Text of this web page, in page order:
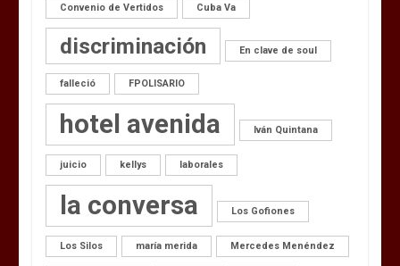
Convenio de Vertidos Cuba Va
discriminación En clave de soul
falleció FPOLISARIO
hotel avenida Iván Quintana
juicio kellys laborales
la conversa Los Gofiones
Los Silos maría merida Mercedes Menéndez